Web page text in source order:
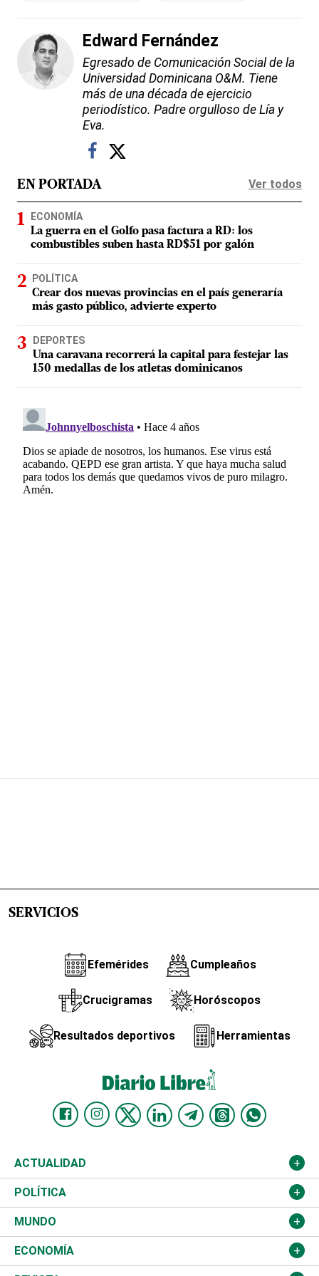
Edward Fernández
Egresado de Comunicación Social de la
Universidad Dominicana O&M. Tiene
más de una década de ejercicio
periodístico. Padre orgulloso de Lía y
Eva.
EN PORTADA Ver todos
ECONOMÍA
La guerra en el Golfo pasa factura a RD: los
combustibles suben hasta RD$51 por galón
POLÍTICA
Crear dos nuevas provincias en el país generaría
más gasto público, advierte experto
DEPORTES
Una caravana recorrerá la capital para festejar las
150 medallas de los atletas dominicanos
SERVICIOS
Efemérides Cumpleaños
Crucigramas Horóscopos
Resultados deportivos Herramientas
ACTUALIDAD
Nacional
Ciudad
Educación
POLÍTICA
Partidos
JCE
MUNDO
Estados Unidos
ECONOMÍA